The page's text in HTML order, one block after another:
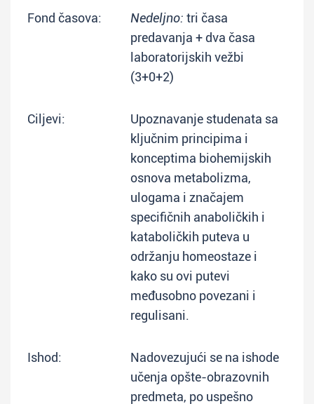
Fond časova: Nedeljno: tri časa
predavanja + dva časa
laboratorijskih vežbi
(3+0+2)
Ciljevi:
Upoznavanje studenata sa
ključnim principima i
konceptima biohemijskih
osnova metabolizma,
ulogama i značajem
specifičnih anaboličkih i
kataboličkih puteva u
održanju homeostaze i
kako su ovi putevi
međusobno povezani i
regulisani.
Ishod:
Nadovezujući se na ishode
učenja opšte-obrazovnih
predmeta, po uspešno